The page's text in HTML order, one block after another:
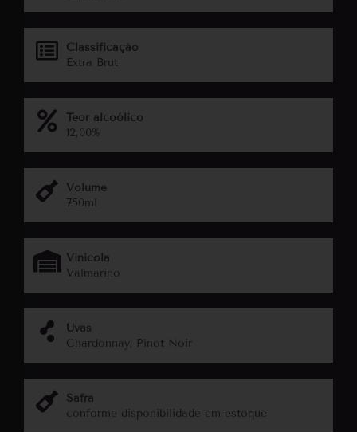
Classificação
Extra Brut
Teor alcoólico
12,00%
Volume
750ml
Vinicola
Valmarino
Uvas
Chardonnay; Pinot Noir
Safra
conforme disponibilidade em estoque